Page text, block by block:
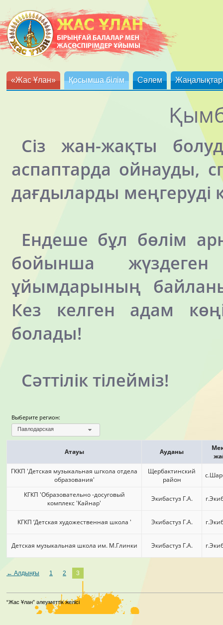
«Жас Ұлан» Қосымша білім Сәлем Жаңалықтар
Сіз жан-жақты
аспаптарда ойнауды,
дағдыларды меңгеруді
Ендеше бұл бөлім
бойынша
ұйымдарының
Кез келген адам
болады!
Сәттілік тілейміз!
Выберите регион:
Павлодарская
Атауы Ауданы
ГККП 'Детская музыкальная шгкола отдела
образования'
Щербактинский
район
КГКП 'Образовательно -досуговый
комплекс 'Кайнар'
Экибастуз Г.А.
КГКП ‘Детская художественная школа ' Экибастуз Г.А.
Детская музыкальная школа им. М.Глинки Экибастуз Г.А.
← Алдыңғы 1 2 3
“Жас Ұлан” әлеуметтік желісі